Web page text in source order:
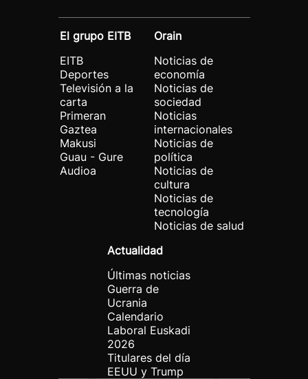
El grupo EITB
EITB
Deportes
Televisión a la
carta
Primeran
Gaztea
Makusi
Guau - Gure
Audioa
Orain
Noticias de
economía
Noticias de
sociedad
Noticias
internacionales
Noticias de
política
Noticias de
cultura
Noticias de
tecnología
Noticias de salud
Actualidad
Últimas noticias
Guerra de
Ucrania
Calendario
Laboral Euskadi
2026
Titulares del día
EEUU y Trump